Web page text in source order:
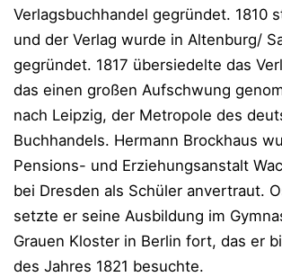
Verlagsbuchhandel gegründet. 1810
und der Verlag wurde in Altenburg/
gegründet. 1817 übersiedelte das
das einen großen Aufschwung
nach Leipzig, der Metropole des
Buchhandels. Hermann Brockhaus
Pensions- und Erziehungsanstalt
bei Dresden als Schüler anvertraut.
setzte er seine Ausbildung im
Grauen Kloster in Berlin fort, das er
des Jahres 1821 besuchte.